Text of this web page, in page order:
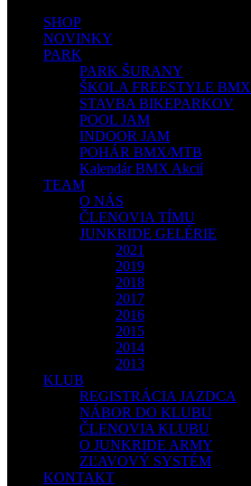
SHOP
NOVINKY
PARK
PARK ŠURANY
ŠKOLA FREESTYLE BMX
STAVBA BIKEPARKOV
POOL JAM
INDOOR JAM
POHÁR BMX/MTB
Kalendár BMX Akcií
TEAM
O NÁS
ČLENOVIA TÍMU
JUNKRIDE GELÉRIE
2021
2019
2018
2017
2016
2015
2014
2013
KLUB
REGISTRÁCIA JAZDCA
NÁBOR DO KLUBU
ČLENOVIA KLUBU
O JUNKRIDE ARMY
ZĽAVOVÝ SYSTÉM
KONTAKT